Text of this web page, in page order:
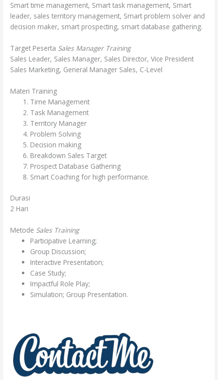
Smart time management, Smart task management, Smart
leader, sales territory management, Smart problem solver and
decision maker, smart prospecting, smart database gathering.
Target Peserta Sales Manager Training
Sales Leader, Sales Manager, Sales Director, Vice President
Sales Marketing, General Manager Sales, C-Level
Materi Training
Time Management
Task Management
Territory Manager
Problem Solving
Decision making
Breakdown Sales Target
Prospect Database Gathering
Smart Coaching for high performance.
Durasi
2 Hari
Metode Sales Training
Participative Learning;
Group Discussion;
Interactive Presentation;
Case Study;
Impactful Role Play;
Simulation; Group Presentation.